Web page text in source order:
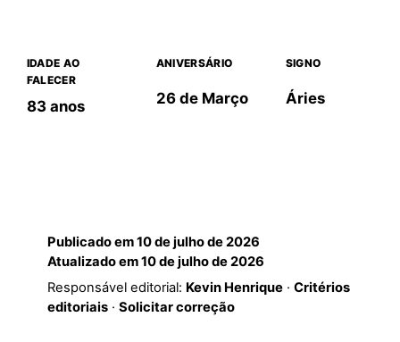
IDADE AO
FALECER
83 anos
ANIVERSÁRIO
26 de Março
SIGNO
Áries
Publicado em10 de julho de 2026
Atualizado em10 de julho de 2026
Responsável editorial: Kevin Henrique· Critérios
editoriais· Solicitar correção